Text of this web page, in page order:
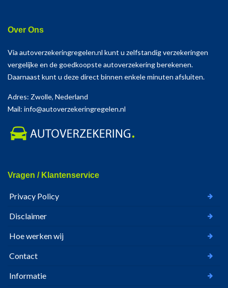
Over Ons
Via autoverzekeringregelen.nl kunt u zelfstandig verzekeringen
vergelijke en de goedkoopste autoverzekering berekenen.
Daarnaast kunt u deze direct binnen enkele minuten afsluiten.
Adres: Zwolle, Nederland
Mail: info@autoverzekeringregelen.nl
Vragen / Klantenservice
Privacy Policy
Disclaimer
Hoe werken wij
Contact
Informatie